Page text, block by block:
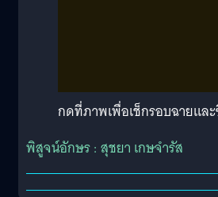
กดที่ภาพเพื่อเช็กรอบฉายแล
พิสูจน์อักษร : สุชยา เกษจำรัส